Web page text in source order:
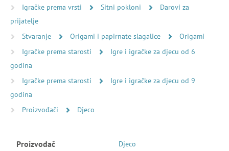
Igračke prema vrsti Sitni pokloni
Darovi za
prijatelje
Stvaranje
Origami i papirnate slagalice
Origami
Igračke prema starosti
Igre i igračke za djecu od 6
godina
Igračke prema starosti
Igre i igračke za djecu od 9
godina
Proizvođači
Djeco
Proizvođač Djeco